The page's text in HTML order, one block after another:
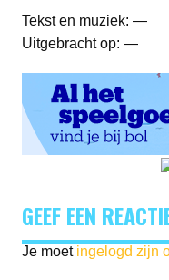
Tekst en muziek: —
Uitgebracht op: —
GEEF EEN
Je moet ingelogd zijn